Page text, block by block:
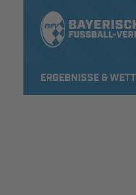
ERGEBNISSE &